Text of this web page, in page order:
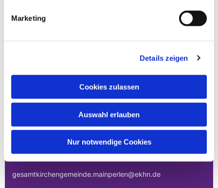
Marketing
Details zeigen
Cookies zulassen
Auswahl erlauben
Nur notwendige Cookies
EVANGELISCHE
GESAMTKIRCHENGEMEINDE DER
MAINPERLEN
Uhlandstraße 1
Hainburg, Hessen 63512
gesamtkirchengemeinde.mainperlen@ekhn.de